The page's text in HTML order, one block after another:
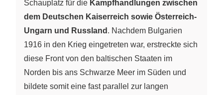
Schauplatz für die Kampfhandlungen zwischen
dem Deutschen Kaiserreich sowie Österreich-
Ungarn und Russland . Nachdem Bulgarien
1916 in den Krieg eingetreten war, erstreckte sich
diese Front von den baltischen Staaten im
Norden bis ans Schwarze Meer im Süden und
bildete somit eine fast parallel zur langen